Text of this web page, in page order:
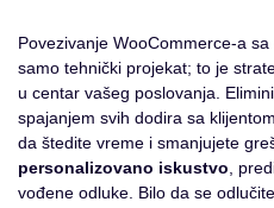
Povezivanje WooCommerce-a
samo tehnički projekat; to je
u centar vašeg poslovanja.
spajanjem svih dodira sa
da štedite vreme i smanjujete
personalizovano iskustvo ,
vođene odluke. Bilo da se